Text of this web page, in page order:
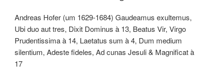
Andreas Hofer (um 1629-1684) Gaudeamus exultemus,
Ubi duo aut tres, Dixit Dominus à 13, Beatus Vir, Virgo
Prudentissima à 14, Laetatus sum à 4, Dum medium
silentium, Adeste fideles, Ad cunas Jesuli & Magnificat à
17